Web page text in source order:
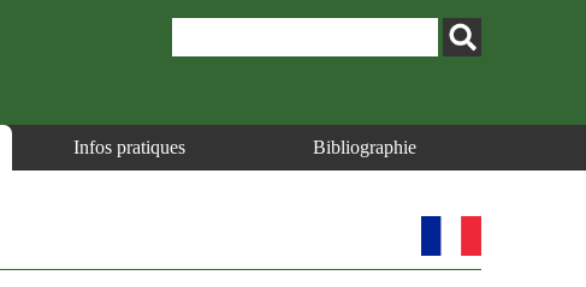
Infos pratiques Bibliographie